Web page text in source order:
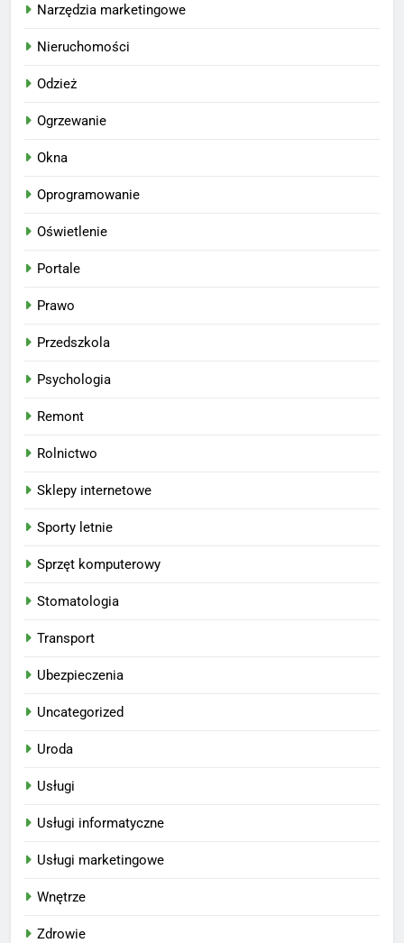
Narzędzia marketingowe
Nieruchomości
Odzież
Ogrzewanie
Okna
Oprogramowanie
Oświetlenie
Portale
Prawo
Przedszkola
Psychologia
Remont
Rolnictwo
Sklepy internetowe
Sporty letnie
Sprzęt komputerowy
Stomatologia
Transport
Ubezpieczenia
Uncategorized
Uroda
Usługi
Usługi informatyczne
Usługi marketingowe
Wnętrze
Zdrowie